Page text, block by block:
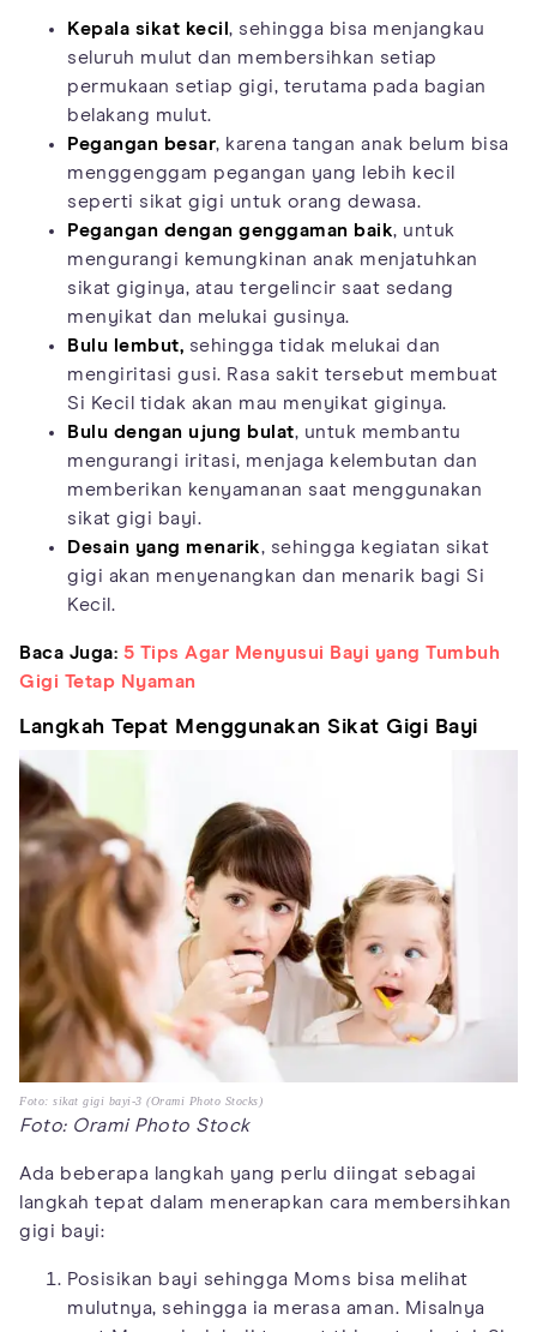
Kepala sikat kecil , sehingga bisa menjangkau
seluruh mulut dan membersihkan setiap
permukaan setiap gigi, terutama pada bagian
belakang mulut.
Pegangan besar, karena tangan anak belum bisa
menggenggam pegangan yang lebih kecil
seperti sikat gigi untuk orang dewasa.
Pegangan dengan genggaman baik, untuk
mengurangi kemungkinan anak menjatuhkan
sikat giginya, atau tergelincir saat sedang
menyikat dan melukai gusinya.
Bulu lembut, sehingga tidak melukai dan
mengiritasi gusi. Rasa sakit tersebut membuat
Si Kecil tidak akan mau menyikat giginya.
Bulu dengan ujung bulat, untuk membantu
mengurangi iritasi, menjaga kelembutan dan
memberikan kenyamanan saat menggunakan
sikat gigi bayi.
Desain yang menarik, sehingga kegiatan sikat
gigi akan menyenangkan dan menarik bagi Si
Kecil.
Baca Juga: 5 Tips Agar Menyusui Bayi yang Tumbuh
Gigi Tetap Nyaman
Langkah Tepat Menggunakan Sikat Gigi Bayi
Foto: sikat gigi bayi-3 (Orami Photo Stocks)
Foto: Orami Photo Stock
Ada beberapa langkah yang perlu diingat sebagai
langkah tepat dalam menerapkan cara membersihkan
gigi bayi:
Posisikan bayi sehingga Moms bisa melihat
mulutnya, sehingga ia merasa aman. Misalnya